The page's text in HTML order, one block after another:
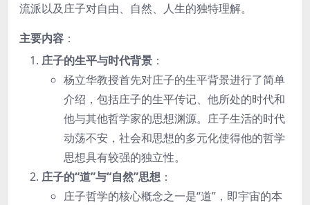
流派以及庄子对自由、自然、人生的独特理解。
主要内容 ：
庄子的生平与时代背景 ：
杨立华教授首先对庄子的生平背景进行了简单
介绍，包括庄子的生平传记、他所处的时代和
他与其他哲学家的思想渊源。庄子生活的时代
动荡不安，社会和思想的多元化使得他的哲学
思想具有较强的独立性。
庄子的“道”与“自然”思想 ：
庄子哲学的核心概念之一是“道”，即宇宙的本